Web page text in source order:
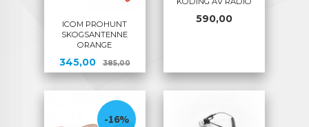
ICOM PROHUNT
SKOGSANTENNE
ORANGE
Tilbud
345,00 385,00Rabatt
Pris
590,00
-16%